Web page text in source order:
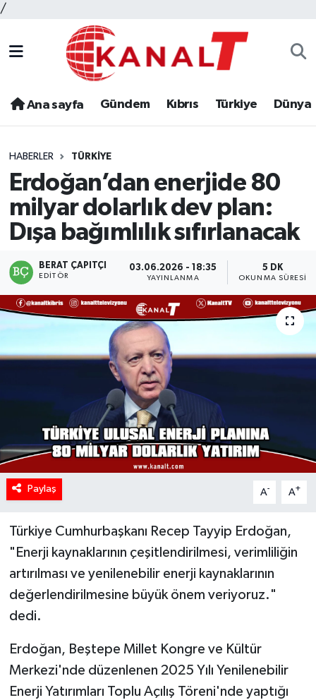
/
Ana sayfa Gündem Kıbrıs Türkiye Dünya
HABERLER TÜRKIYE
Erdoğan’dan enerjide 80
milyar dolarlık dev plan:
Dışa bağımlılık sıfırlanacak
BERAT ÇAPITÇI
EDITÖR
03.06.2026 - 18:35
YAYINLANMA
5 DK
OKUNMA SÜRESI
Paylaş A- A+
Türkiye Cumhurbaşkanı Recep Tayyip Erdoğan,
"Enerji kaynaklarının çeşitlendirilmesi, verimliliğin
artırılması ve yenilenebilir enerji kaynaklarının
değerlendirilmesine büyük önem veriyoruz."
dedi.
Erdoğan, Beştepe Millet Kongre ve Kültür
Merkezi'nde düzenlenen 2025 Yılı Yenilenebilir
Enerji Yatırımları Toplu Açılış Töreni'nde yaptığı